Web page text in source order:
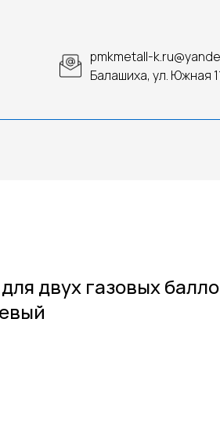
pmkmetall-
Балашиха, ул. Южная
двух газовых